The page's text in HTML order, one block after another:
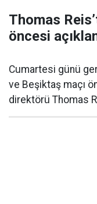
Thomas
öncesi
Cumartesi günü
ve Beşiktaş maçı
direktörü Thomas